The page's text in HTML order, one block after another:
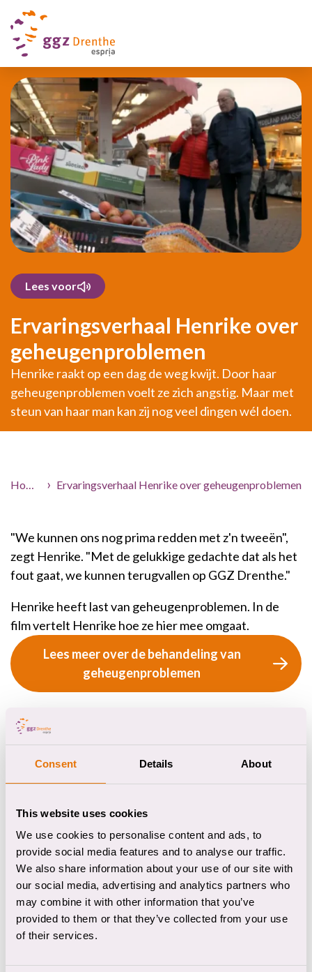
Consent Details About
This website uses cookies
We use cookies to personalise content and ads, to
provide social media features and to analyse our traffic.
We also share information about your use of our site with
our social media, advertising and analytics partners who
may combine it with other information that you’ve
provided to them or that they’ve collected from your use
of their services.
Lees voor
Ervaringsverhaal Henrike over
geheugenproblemen
Henrike raakt op een dag de weg kwijt. Door haar
geheugenproblemen voelt ze zich angstig. Maar met
steun van haar man kan zij nog veel dingen wél doen.
Hulp voor jou Ervaringsverhalen
Ervaringsverhaal Henrike over geheugenproblemen
"We kunnen ons nog prima redden met z'n tweeën",
zegt Henrike. "Met de gelukkige gedachte dat als het
fout gaat, we kunnen terugvallen op GGZ Drenthe."
Henrike heeft last van geheugenproblemen. In de
film vertelt Henrike hoe ze hier mee omgaat.
Lees meer over de behandeling van
geheugenproblemen
Meer ervaringsverhalen